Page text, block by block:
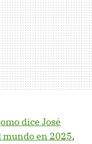
omo dice José
mundo en 2025,